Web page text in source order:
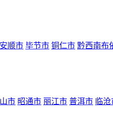
安顺市 毕节市 铜仁市 黔西南布
市 昭通市 丽江市 普洱市 临